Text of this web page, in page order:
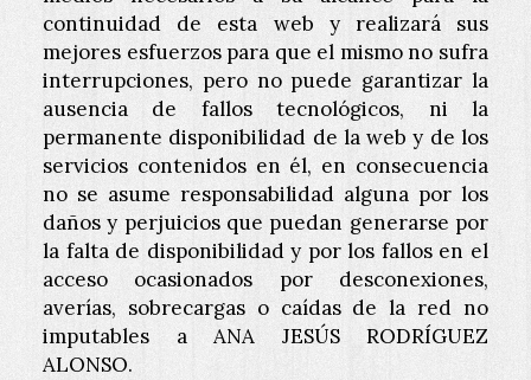
continuidad de esta web y realizará sus
mejores esfuerzos para que el mismo no sufra
interrupciones, pero no puede garantizar la
ausencia de fallos tecnológicos, ni la
permanente disponibilidad de la web y de los
servicios contenidos en él, en consecuencia
no se asume responsabilidad alguna por los
daños y perjuicios que puedan generarse por
la falta de disponibilidad y por los fallos en el
acceso ocasionados por desconexiones,
averías, sobrecargas o caídas de la red no
imputables a ANA JESÚS RODRÍGUEZ
ALONSO.